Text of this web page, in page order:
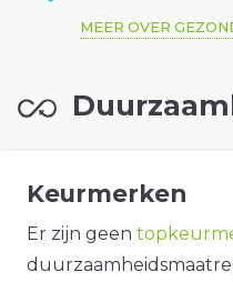
MEER OVER
Keurmerken
Er zijn geen